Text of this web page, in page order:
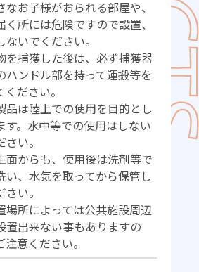
なお子様がおられる部屋や、
く所には危険ですので設置、
ないでください。
を捕獲した後は、必ず捕獲器
ハンドル部を持って運搬等を
ださい。
品は陸上での使用を目的とし
す。水中等での使用はしない
い。
面からも、使用後は洗剤等で
い、水気を取ってから保管し
い。
場所によっては公共施設周辺
置出来ない事もありますの
注意ください。